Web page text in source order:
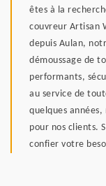
êtes à la
couvreur Artisan
depuis Aulan,
démoussage de
performants,
au service de
quelques
pour nos clients.
confier votre